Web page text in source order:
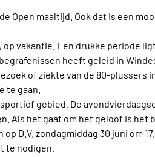
Open maaltijd. Ook dat is een
op vakantie. Een drukke periode
heeft geleid in
of ziekte van de 80-plussers
te gaan.
gebied. De
Als het gaat om het geloof is het
D.V. zondagmiddag 30 juni om
te nodigen.